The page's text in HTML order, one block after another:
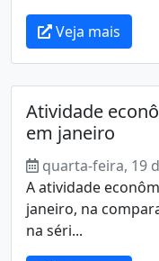
Veja mais
Atividade
em janeiro
quarta-feira, 19
A atividade
janeiro, na
na séri...